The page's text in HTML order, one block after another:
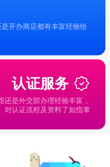
开办商店都有丰富经验给
认证服务
是外交部办理经验丰富，
对认证流程及资料了如指掌